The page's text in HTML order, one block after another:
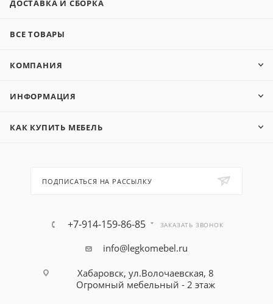
ДОСТАВКА И СБОРКА
ВСЕ ТОВАРЫ
КОМПАНИЯ
ИНФОРМАЦИЯ
КАК КУПИТЬ МЕБЕЛЬ
ПОДПИСАТЬСЯ НА РАССЫЛКУ
+7-914-159-86-85 ЗАКАЗАТЬ ЗВОНОК
info@legkomebel.ru
Хабаровск, ул.Волочаевская, 8
Огромный мебельный - 2 этаж